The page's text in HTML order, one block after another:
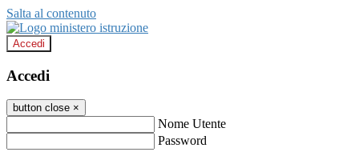
Salta al contenuto
Accedi
Accedi
button close ×
Nome Utente
Password